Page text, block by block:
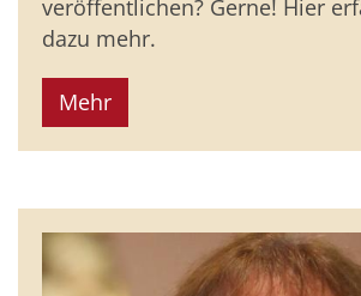
veröffentlichen? Gerne! Hier
dazu mehr.
Mehr